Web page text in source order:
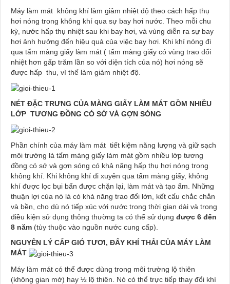
Máy làm mát không khí làm giảm nhiệt độ theo cách hấp thụ
hơi nóng trong không khí qua sự bay hơi nước. Theo mỗi chu
kỳ, nước hấp thụ nhiệt sau khi bay hơi, và vùng diễn ra sự bay
hơi ảnh hưởng đến hiệu quả của việc bay hơi. Khi khí nóng đi
qua tấm màng giấy làm mát ( tấm màng giấy có vùng trao đổi
nhiệt hơn gấp trăm lần so với diện tích của nó) hơi nóng sẽ
được hấp thu, vì thế làm giảm nhiệt độ.
NÉT ĐẶC TRƯNG CỦA MÀNG GIẤY LÀM MÁT GỒM NHIỀU
LỚP TƯƠNG ĐỒNG CÓ SỚ VÀ GỢN SÓNG
Phần chính của máy làm mát tiết kiệm năng lượng và giữ sạch
môi trường là tấm màng giấy làm mát gồm nhiều lớp tương
đồng có sớ và gợn sóng có khả năng hấp thụ hơi nóng trong
không khí. Khi không khí đi xuyên qua tấm màng giấy, không
khí được lọc bụi bẩn được chặn lại, làm mát và tạo ẩm. Những
thuận lợi của nó là có khả năng trao đổi lớn, kết cấu chắc chắn
và bền, cho dù nó tiếp xúc với nước trong thời gian dài và trong
điều kiện sử dụng thông thường ta có thể sử dụng được 6 đến
8 năm (tùy thuộc vào nguồn nước cung cấp).
NGUYÊN LÝ CẤP GIÓ TƯƠI, ĐẨY KHÍ THẢI CỦA MÁY LÀM
MÁT
Máy làm mát có thể được dùng trong môi trường lộ thiên
(không gian mở) hay ½ lộ thiên. Nó có thể trực tiếp thay đổi khí